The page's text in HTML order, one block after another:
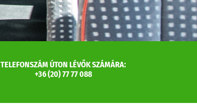
TELEFONSZÁM ÚTON LÉVŐK SZÁMÁRA:
+36 (20) 77 77 088